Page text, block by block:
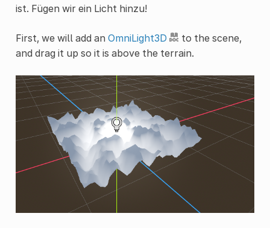
ist. Fügen wir ein Licht hinzu!
First, we will add an OmniLight3D
to the scene,
and drag it up so it is above the terrain.